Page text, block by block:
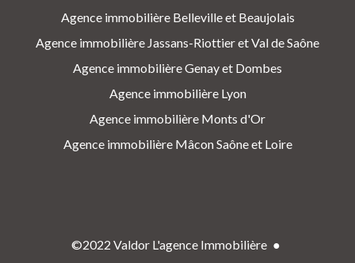
Agence immobilière Belleville et Beaujolais
Agence immobilière Jassans-Riottier et Val de Saône
Agence immobilière Genay et Dombes
Agence immobilière Lyon
Agence immobilière Monts d'Or
Agence immobilière Mâcon Saône et Loire
©2022 Valdor L'agence Immobilière